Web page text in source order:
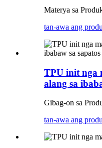
Materya sa
tan-awa ang
TPU init nga
alang sa
Gibag-on sa
tan-awa ang